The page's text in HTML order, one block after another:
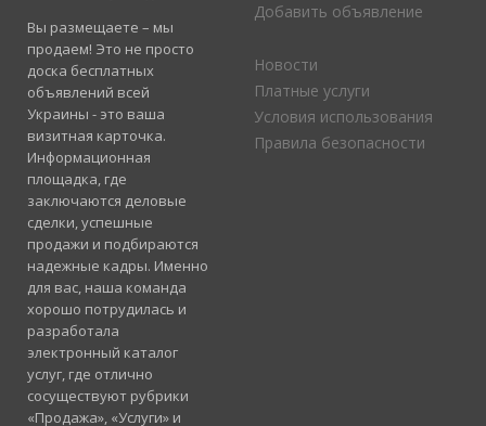
Вы размещаете – мы
продаем! Это не просто
доска бесплатных
объявлений всей
Украины - это ваша
визитная карточка.
Информационная
площадка, где
заключаются деловые
сделки, успешные
продажи и подбираются
надежные кадры. Именно
для вас, наша команда
хорошо потрудилась и
разработала
электронный каталог
услуг, где отлично
сосуществуют рубрики
«Продажа», «Услуги» и
Добавить объявление
Новости
Платные услуги
Условия использования
Правила безопасности